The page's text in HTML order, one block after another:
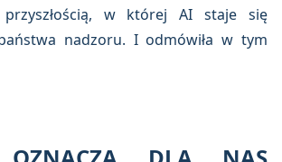
w której AI staje się
nadzoru. I odmówiła w tym